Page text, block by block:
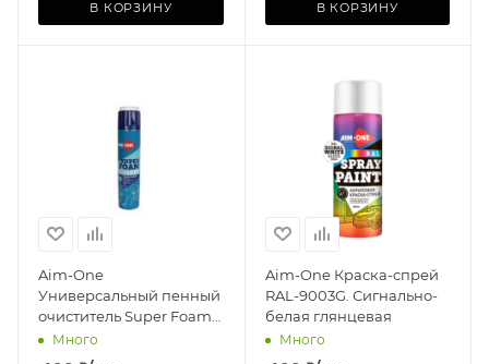
В КОРЗИНУ В КОРЗИНУ
Aim-One
Универсальный пенный
очиститель Super Foam
650 мл
Много
Aim-One Краска-спрей
RAL-9003G. Сигнально-
белая глянцевая
Много